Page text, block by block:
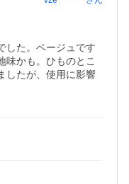
した。ベージュです
味かも。ひものとこ
したが、使用に影響